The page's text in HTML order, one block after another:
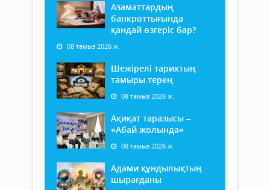
Азаматтардың
банкроттығында
қандай өзгеріс бар?
08 тамыз 2026 ж.
Шежірелі тарихтың
тамыры терең
08 тамыз 2026 ж.
Ақиқат таразысы –
«Абай жолында»
08 тамыз 2026 ж.
Адами құндылықтың
шырағданы